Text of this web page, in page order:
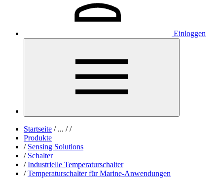
Einloggen
Startseite /... / /
Produkte
/ Sensing Solutions
/ Schalter
/ Industrielle Temperaturschalter
/ Temperaturschalter für Marine-Anwendungen